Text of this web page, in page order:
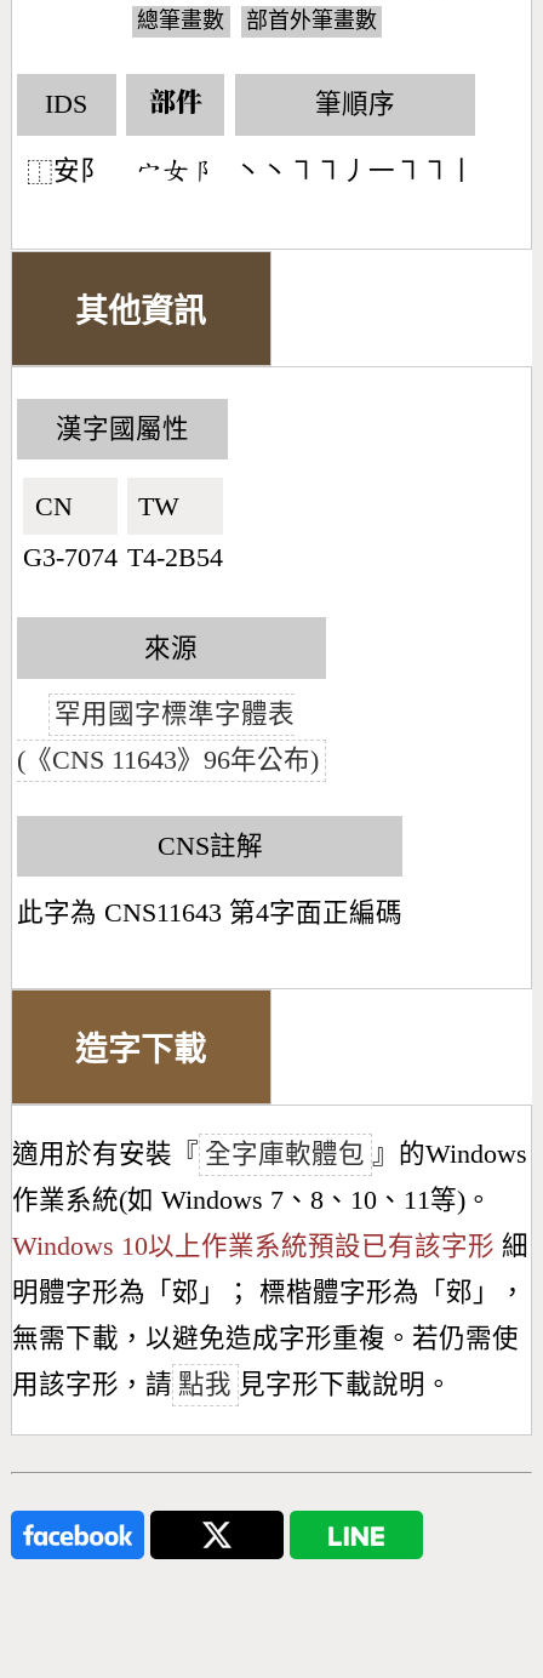
總筆畫數 部首外筆畫數
IDS
⿰安阝
部件
󶂊󶂚󶂥
筆順序
丶丶㇕㇕丿一㇕㇕丨
其他資訊
漢字國屬性
CN🇨🇳
G3-7074
TW🇹🇼
T4-2B54
來源
罕用國字標準字體表
(《CNS 11643》96年公布)
CNS註解
此字為 CNS11643 第4字面正編碼
造字下載
適用於有安裝『 全字庫軟體包 』的Windows
作業系統(如 Windows 7、8、10、11等)。
Windows 10以上作業系統預設已有該字形 細
明體字形為「 䢿 」； 標楷體字形為「 䢿 」，
無需下載，以避免造成字形重複。若仍需使
用該字形，請 點我 見字形下載說明。